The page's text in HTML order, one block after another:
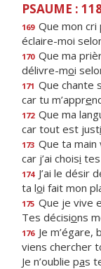
PSAUME :
169 Que mon cri
éclaire-moi
170 Que ma
délivre-moi
171 Que chante
car tu m’appre
172 Que ma
car tout est justi
173 Que ta main
car j’ai choisi
174 J’ai le désir
ta loi fait mon
175 Que je vive
Tes décisions
176 Je m’égare,
viens chercher
Je n’oublie pas